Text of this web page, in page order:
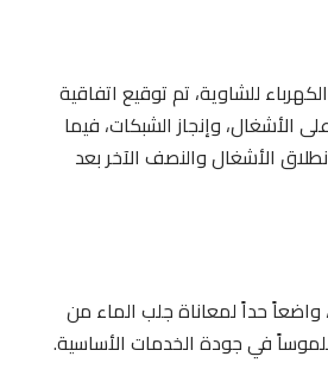
للشاوية، تم توقيع اتفاقية
على الأشغال، وإنجاز الشبكات، فيما
الأشغال والنصف الآخر بعد
الشروب، واضعاً حداً لمعاناة جلب الماء من
في جودة الخدمات الأساسية.